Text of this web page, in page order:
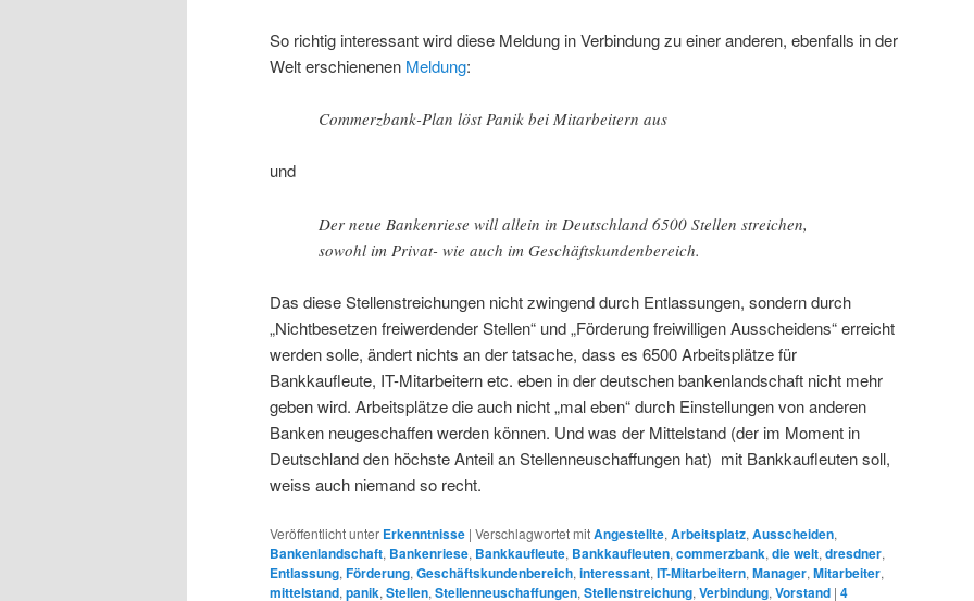
So richtig interessant wird diese Meldung in Verbindung zu einer anderen, ebenfalls in der
Welt erschienenen Meldung:
Commerzbank-Plan löst Panik bei Mitarbeitern aus
und
Der neue Bankenriese will allein in Deutschland 6500 Stellen streichen,
sowohl im Privat- wie auch im Geschäftskundenbereich.
Das diese Stellenstreichungen nicht zwingend durch Entlassungen, sondern durch
„Nichtbesetzen freiwerdender Stellen“ und „Förderung freiwilligen Ausscheidens“ erreicht
werden solle, ändert nichts an der tatsache, dass es 6500 Arbeitsplätze für
Bankkaufleute, IT-Mitarbeitern etc. eben in der deutschen bankenlandschaft nicht mehr
geben wird. Arbeitsplätze die auch nicht „mal eben“ durch Einstellungen von anderen
Banken neugeschaffen werden können. Und was der Mittelstand (der im Moment in
Deutschland den höchste Anteil an Stellenneuschaffungen hat) mit Bankkaufleuten soll,
weiss auch niemand so recht.
Veröffentlicht unter Erkenntnisse | Verschlagwortet mitAngestellte, Arbeitsplatz, Ausscheiden,
Bankenlandschaft, Bankenriese, Bankkaufleute, Bankkaufleuten, commerzbank, die welt, dresdner,
Entlassung, Förderung, Geschäftskundenbereich, interessant, IT-Mitarbeitern, Manager, Mitarbeiter,
mittelstand, panik, Stellen, Stellenneuschaffungen, Stellenstreichung, Verbindung, Vorstand | 4